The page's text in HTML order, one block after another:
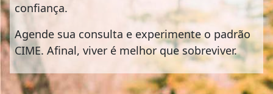
confiança.
Agende sua consulta e experimente o padrão
CIME. Afinal, viver é melhor que sobreviver.